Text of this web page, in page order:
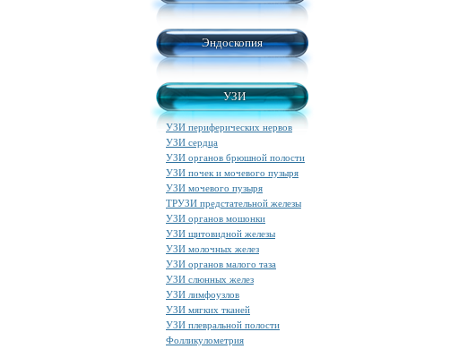
Эндоскопия
УЗИ
УЗИ периферических нервов
УЗИ сердца
УЗИ органов брюшной полости
УЗИ почек и мочевого пузыря
УЗИ мочевого пузыря
ТРУЗИ предстательной железы
УЗИ органов мошонки
УЗИ щитовидной железы
УЗИ молочных желез
УЗИ органов малого таза
УЗИ слюнных желез
УЗИ лимфоузлов
УЗИ мягких тканей
УЗИ плевральной полости
Фолликулометрия